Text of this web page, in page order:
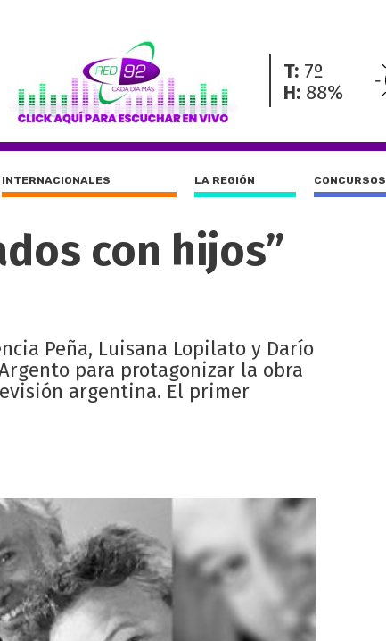
T: 7º
H: 88%
INTERNACIONALES LA REGIÓN CONCURSOS
con hijos”
Peña, Luisana Lopilato y Darío
para protagonizar la obra
argentina. El primer